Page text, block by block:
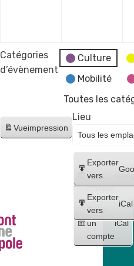
Catégories
d’évènement
Culture
Mobilité
Toutes les
Vueimpression
Créer
un
compte
Créer
un
compte
iCal
Exporter
vers
Exporter
vers
iCal
Lieu